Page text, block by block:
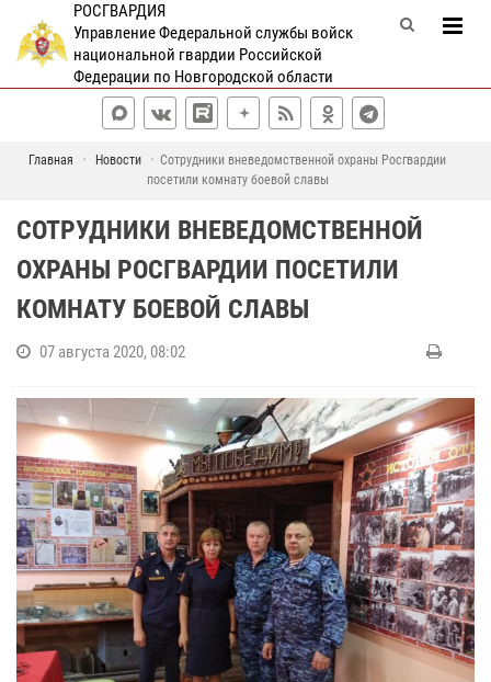
РОСГВАРДИЯ
Управление Федеральной службы войск
национальной гвардии Российской
Федерации по Новгородской области
Главная Новости
Сотрудники вневедомственной охраны Росгвардии
посетили комнату боевой славы
СОТРУДНИКИ ВНЕВЕДОМСТВЕННОЙ
ОХРАНЫ РОСГВАРДИИ ПОСЕТИЛИ
КОМНАТУ БОЕВОЙ СЛАВЫ
07 августа 2020, 08:02